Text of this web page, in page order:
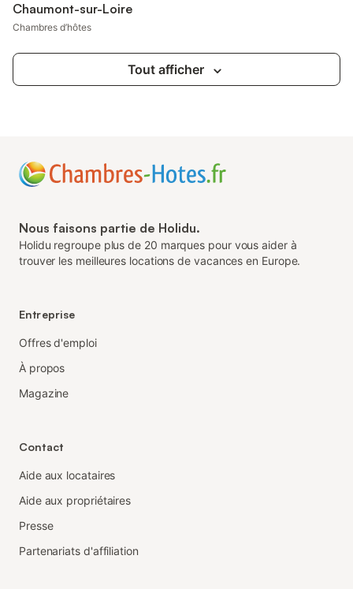
Chaumont-sur-Loire
Chambres d’hôtes
Tout afficher
Nous faisons partie de Holidu.
Holidu regroupe plus de 20 marques pour vous aider à
trouver les meilleures locations de vacances en Europe.
Entreprise
Offres d'emploi
À propos
Magazine
Contact
Aide aux locataires
Aide aux propriétaires
Presse
Partenariats d'affiliation